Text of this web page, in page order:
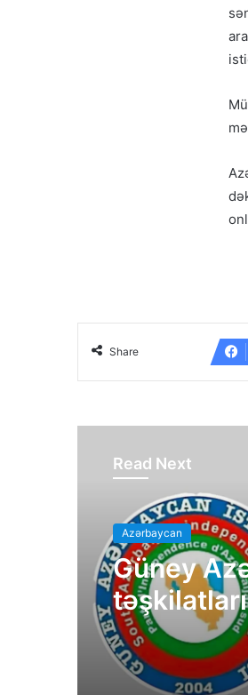
Share
Read Next
Azərbaycan
Güney
bəyanatı